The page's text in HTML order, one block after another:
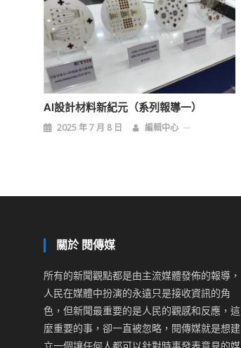
AI設計材料新紀元（系列報導一）
2025 年 7 月 8 日 編輯中心
關於 閱傳媒
所有的新聞觀點都是由主流媒體發佈的報導，
人民在媒體中扮演的永遠只是接收資訊的角
色，但新聞最重要的是人民的觀感和反應，這
麼重要的事，卻一直被忽略，閱傳媒就是想建